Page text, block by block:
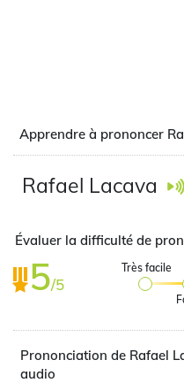
Apprendre à prononcer
Rafael Lacava
Évaluer la difficulté de
5/5
Très facile
Prononciation de Rafael
audio